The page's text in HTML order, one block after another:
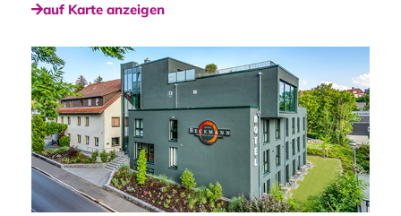
auf Karte anzeigen